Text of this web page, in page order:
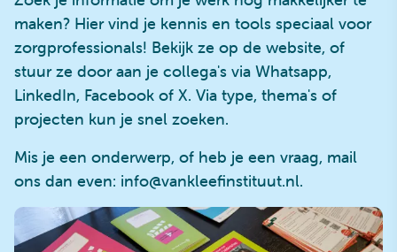
maken? Hier vind je kennis en tools speciaal voor
zorgprofessionals! Bekijk ze op de website, of
stuur ze door aan je collega's via Whatsapp,
LinkedIn, Facebook of X. Via type, thema's of
projecten kun je snel zoeken.
Mis je een onderwerp, of heb je een vraag, mail
ons dan even: info@vankleefinstituut.nl.